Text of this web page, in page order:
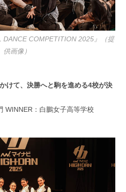
DANCE COMPETITION 2025』（提
供画像）
けて、決勝へと駒を進める4校が決
WINNER：白鵬女子高等学校